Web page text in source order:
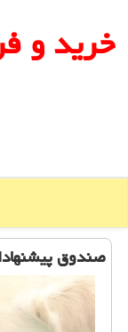
خرید و
صندوق